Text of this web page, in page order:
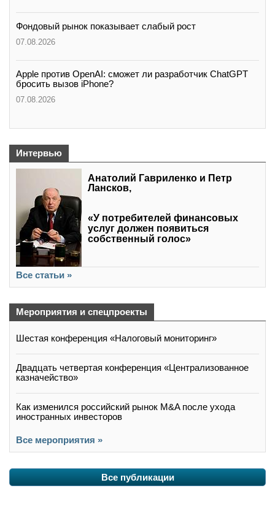
Фондовый рынок показывает слабый рост
07.08.2026
Apple против OpenAI: сможет ли разработчик ChatGPT
бросить вызов iPhone?
07.08.2026
Интервью
Анатолий Гавриленко и Петр
Лансков,
«У потребителей финансовых
услуг должен появиться
собственный голос»
Все статьи »
Мероприятия и спецпроекты
Шестая конференция «Налоговый мониторинг»
Двадцать четвертая конференция «Централизованное
казначейство»
Как изменился российский рынок M&A после ухода
иностранных инвесторов
Все мероприятия »
Все публикации